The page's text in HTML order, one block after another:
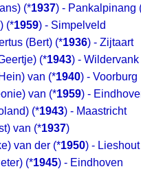
(*1937) - Pankalpinang
(*1959) - Simpelveld
(Bert) (*1936) - Zijtaart
(*1943) - Wildervank
van (*1940) - Voorburg
van (*1959) -
(*1943) - Maastricht
van (*1937)
van der (*1950) - Lieshout
(*1945) - Eindhoven